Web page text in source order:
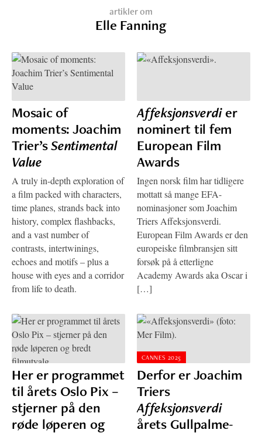
artikler om
Elle Fanning
Mosaic of
moments: Joachim
Trier’sSentimental
Value
A truly in-depth exploration of
a film packed with characters,
time planes, strands back into
history, complex flashbacks,
and a vast number of
contrasts, intertwinings,
echoes and motifs – plus a
house with eyes and a corridor
from life to death.
Affeksjonsverdier
nominert til fem
European Film
Awards
Ingen norsk film har tidligere
mottatt så mange EFA-
nominasjoner som Joachim
Triers Affeksjonsverdi.
European Film Awards er den
europeiske filmbransjen sitt
forsøk på å etterligne
Academy Awards aka Oscar i
[…]
Her er programmet
til årets Oslo Pix –
stjerner på den
røde løperen og
CANNES 2025
Derfor er Joachim
Triers
Affeksjonsverdi
årets Gullpalme-